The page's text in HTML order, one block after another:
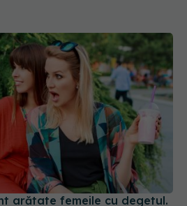
Trebuie să ne descurcăm!